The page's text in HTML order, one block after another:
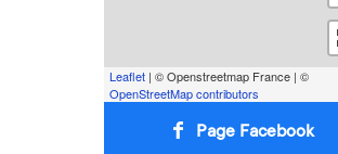
Leaflet | © Openstreetmap France | ©
OpenStreetMap contributors
Page Facebook